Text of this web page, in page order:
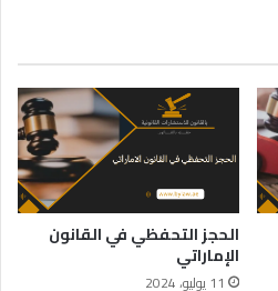
الحجز التحفظي في القانون
الإماراتي
11 يوليو، 2024